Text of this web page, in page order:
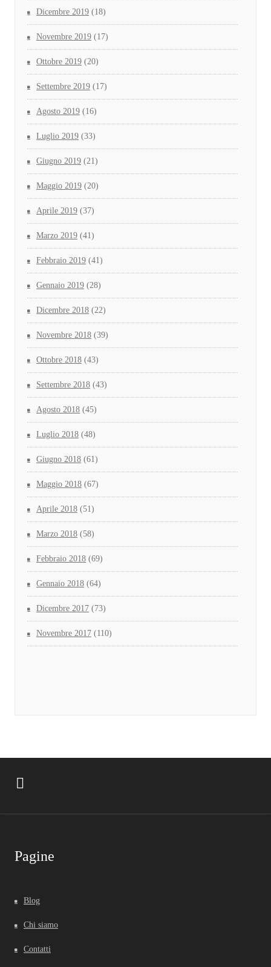
Dicembre 2019 (18)
Novembre 2019 (17)
Ottobre 2019 (20)
Settembre 2019 (17)
Agosto 2019 (16)
Luglio 2019 (33)
Giugno 2019 (21)
Maggio 2019 (20)
Aprile 2019 (37)
Marzo 2019 (41)
Febbraio 2019 (41)
Gennaio 2019 (28)
Dicembre 2018 (22)
Novembre 2018 (39)
Ottobre 2018 (43)
Settembre 2018 (43)
Agosto 2018 (45)
Luglio 2018 (48)
Giugno 2018 (61)
Maggio 2018 (67)
Aprile 2018 (51)
Marzo 2018 (58)
Febbraio 2018 (69)
Gennaio 2018 (64)
Dicembre 2017 (73)
Novembre 2017 (110)
Pagine
Blog
Chi siamo
Contatti